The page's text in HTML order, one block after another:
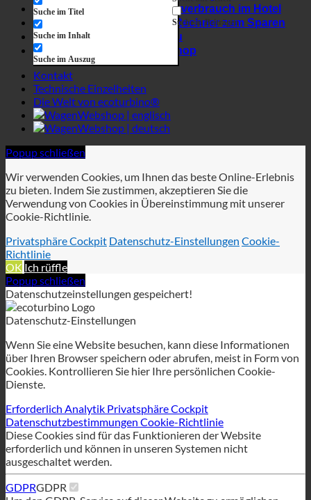
Webshop | englisch
Popup schließen
Wir verwenden Cookies, um Ihnen das beste Online-Erlebnis
zu bieten. Indem Sie zustimmen, akzeptieren Sie die
Verwendung von Cookies in Übereinstimmung mit unserer
Cookie-Richtlinie.
Richtlinie
Popup schließen
Datenschutzeinstellungen gespeichert!
Datenschutz-Einstellungen
Wenn Sie eine Website besuchen, kann diese Informationen
über Ihren Browser speichern oder abrufen, meist in Form von
Cookies. Kontrollieren Sie hier Ihre persönlichen Cookie-
Dienste.
ErforderlichAnalytik
Datenschutzbestimmungen
erforderlich und können in unseren Systemen nicht
ausgeschaltet werden.
GDPRGDPR
verwenden wir die folgenden technisch notwendigen Cookies:
wordpress_gdpr_allowed_services
wordpress_gdpr_cookies_abgelehnt
wordpress_gdpr_erste_zeit
wordpress_gdpr_erste_zeit_url